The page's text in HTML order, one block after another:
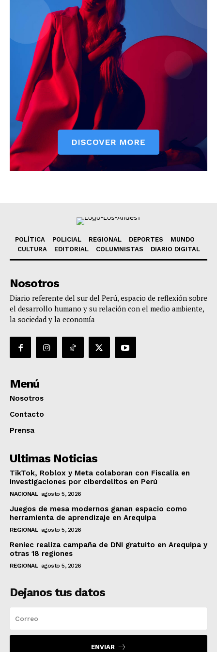
POLÍTICA POLICIAL REGIONAL DEPORTES
MUNDO
CULTURA
EDITORIAL COLUMNISTAS DIARIO DIGITAL
Nosotros
Diario referente del sur del Perú, espacio de reflexión sobre
el desarrollo humano y su relación con el medio ambiente,
la sociedad y la economía
Menú
Nosotros
Contacto
Prensa
Ultimas Noticias
TikTok, Roblox y Meta colaboran con Fiscalía en
investigaciones por ciberdelitos en Perú
NACIONAL agosto 5, 2026
Juegos de mesa modernos ganan espacio como
herramienta de aprendizaje en Arequipa
REGIONAL agosto 5, 2026
Reniec realiza campaña de DNI gratuito en Arequipa y
otras 18 regiones
REGIONAL agosto 5, 2026
Dejanos tus datos
ENVIAR